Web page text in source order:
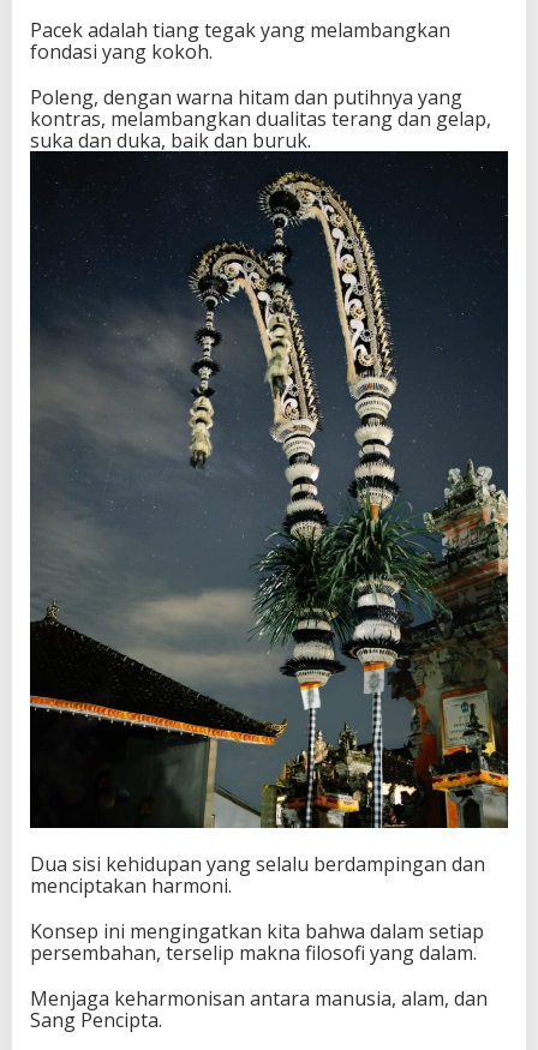
Pacek adalah tiang tegak yang melambangkan
fondasi yang kokoh.
Poleng, dengan warna hitam dan putihnya yang
kontras, melambangkan dualitas terang dan gelap,
suka dan duka, baik dan buruk.
Dua sisi kehidupan yang selalu berdampingan dan
menciptakan harmoni.
Konsep ini mengingatkan kita bahwa dalam setiap
persembahan, terselip makna filosofi yang dalam.
Menjaga keharmonisan antara manusia, alam, dan
Sang Pencipta.